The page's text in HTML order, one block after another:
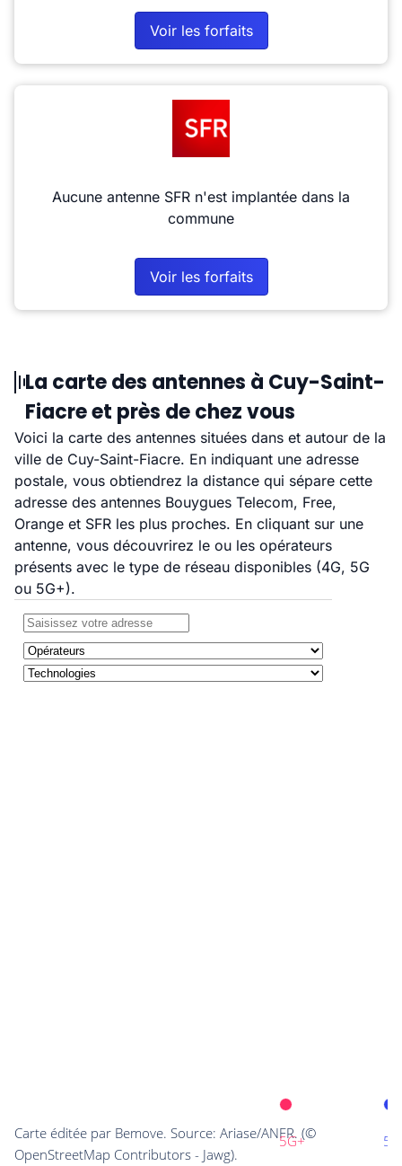
Voir les forfaits
Aucune antenne SFR n'est implantée dans la
commune
Voir les forfaits
La carte des antennes à Cuy-Saint-
Fiacre et près de chez vous
Voici la carte des antennes situées dans et autour de la
ville de Cuy-Saint-Fiacre. En indiquant une adresse
postale, vous obtiendrez la distance qui sépare cette
adresse des antennes Bouygues Telecom, Free,
Orange et SFR les plus proches. En cliquant sur une
antenne, vous découvrirez le ou les opérateurs
présents avec le type de réseau disponibles (4G, 5G
ou 5G+).